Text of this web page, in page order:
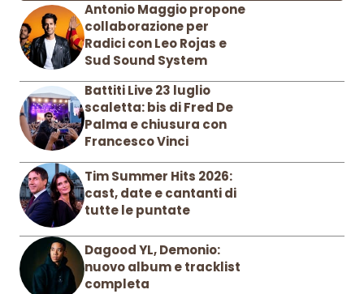
Antonio Maggio propone
collaborazione per
Radici con Leo Rojas e
Sud Sound System
Battiti Live 23 luglio
scaletta: bis di Fred De
Palma e chiusura con
Francesco Vinci
Tim Summer Hits 2026:
cast, date e cantanti di
tutte le puntate
Dagood YL, Demonio:
nuovo album e tracklist
completa